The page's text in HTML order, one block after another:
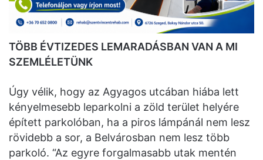
TÖBB ÉVTIZEDES LEMARADÁSBAN VAN A MI
SZEMLÉLETÜNK
Úgy vélik, hogy az Agyagos utcában hiába lett
kényelmesebb leparkolni a zöld terület helyére
épített parkolóban, ha a piros lámpánál nem lesz
rövidebb a sor, a Belvárosban nem lesz több
parkoló. “Az egyre forgalmasabb utak mentén